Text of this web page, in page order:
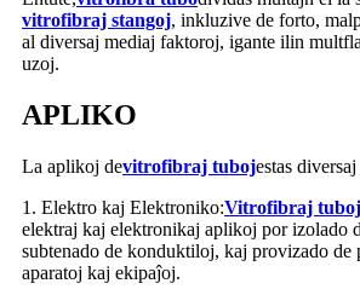
vitrofibraj stangoj, inkluzive de forto,
al diversaj mediaj faktoroj, igante ilin
uzoj.
APLIKO
La aplikoj devitrofibraj tubojestas
1. Elektro kaj Elektroniko:Vitrofibraj tuboj
elektraj kaj elektronikaj aplikoj por izolado
subtenado de konduktiloj, kaj provizado de
aparatoj kaj ekipaĵoj.